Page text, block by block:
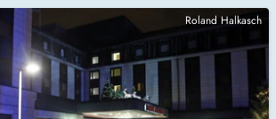
Roland Halkasch